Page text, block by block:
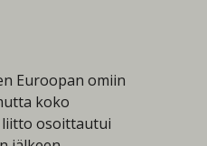
Euroopan omiin
koko
liitto osoittautui